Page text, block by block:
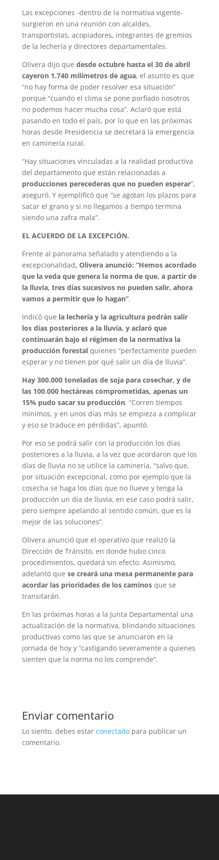
Las excepciones -dentro de la normativa vigente-
surgieron en una reunión con alcaldes,
transportistas, acopiadores, integrantes de gremios
de la lechería y directores departamentales.
Olivera dijo que desde octubre hasta el 30 de abril
cayeron 1.740 milímetros de agua, el asunto es que
“no hay forma de poder resolver esa situación”
porque “cuando el clima se pone porfiado nosotros
no podemos hacer mucha cosa”. Aclaró que está
pasando en todo el país, por lo que en las próximas
horas desde Presidencia se decretará la emergencia
en caminería rural.
“Hay situaciones vinculadas a la realidad productiva
del departamento que están relacionadas a
producciones perecederas que no pueden esperar”,
aseguró. Y ejemplificó que “se agotan los plazos para
sacar el grano y si no llegamos a tiempo termina
siendo una zafra mala”.
EL ACUERDO DE LA EXCEPCIÓN.
Frente al panorama señalado y atendiendo a la
excepcionalidad, Olivera anunció: “Hemos acordado
que la veda que genera la norma de que, a partir de
la lluvia, tres días sucesivos no pueden salir, ahora
vamos a permitir que lo hagan”.
Indicó que la lechería y la agricultura podrán salir
los días posteriores a la lluvia, y aclaró que
continuarán bajo el régimen de la normativa la
producción forestalquienes “perfectamente pueden
esperar y no tienen por qué salir un día de lluvia”.
Hay 300.000 toneladas de soja para cosechar, y de
las 100.000 hectáreas comprometidas, apenas un
15% pudo sacar su producción. “Corren tiempos
mínimos, y en unos días más se empieza a complicar
y eso se traduce en pérdidas”, apuntó.
Por eso se podrá salir con la producción los días
posteriores a la lluvia, a la vez que acordaron que los
días de lluvia no se utilice la caminería, “salvo que,
por situación excepcional, como por ejemplo que la
cosecha se haga los días que no llueve y tenga la
producción un día de lluvia, en ese caso podrá salir,
pero siempre apelando al sentido común, que es la
mejor de las soluciones”.
Olivera anunció que el operativo que realizó la
Dirección de Tránsito, en donde hubo cinco
procedimientos, quedará sin efecto. Asimismo,
adelantó que se creará una mesa permanente para
acordar las prioridades de los caminosque se
transitarán.
En las próximas horas a la Junta Departamental una
actualización de la normativa, blindando situaciones
productivas como las que se anunciaron en la
jornada de hoy y “castigando severamente a quienes
sienten que la norma no los comprende”.
Enviar comentario
Lo siento, debes estar conectadopara publicar un
comentario.